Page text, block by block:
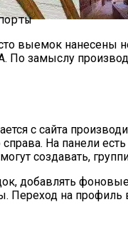
Для Мобильной
выемок
По замыслу
с сайта
На панели
создавать,
добавлять
на профиль